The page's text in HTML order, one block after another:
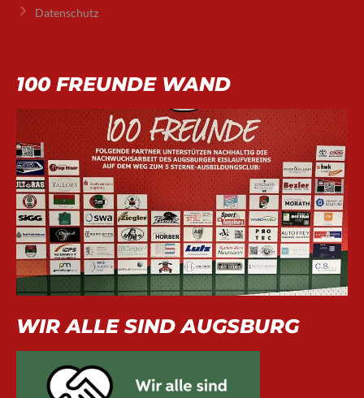
Datenschutz
100 FREUNDE WAND
WIR ALLE SIND AUGSBURG